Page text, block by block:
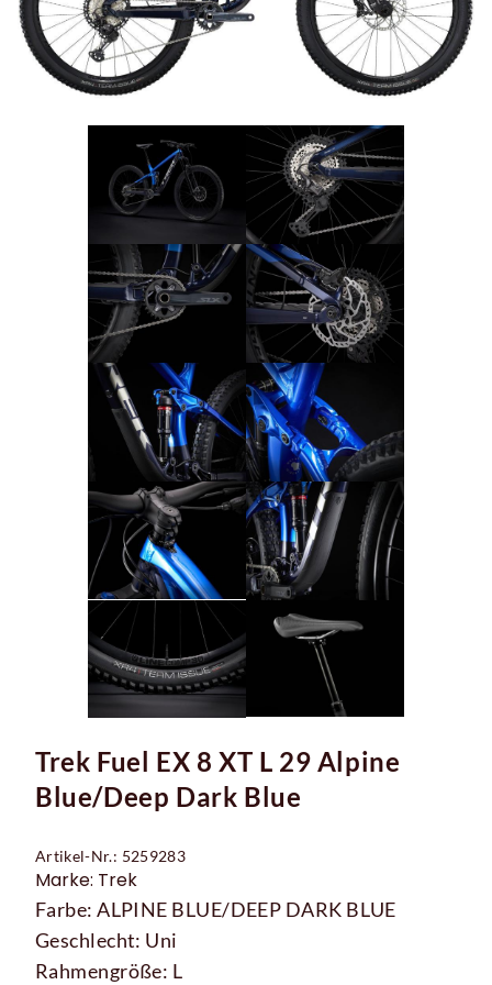
Trek Fuel EX 8 XT L 29 Alpine
Blue/Deep Dark Blue
Artikel-Nr.: 5259283
Marke: Trek
Farbe: ALPINE BLUE/DEEP DARK BLUE
Geschlecht: Uni
Rahmengröße: L